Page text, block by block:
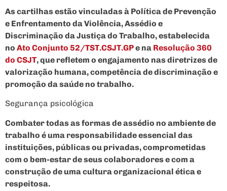
As cartilhas estão vinculadas à Política de Prevenção
e Enfrentamento da Violência, Assédio e
Discriminação da Justiça do Trabalho, estabelecida
no Ato Conjunto 52/TST.CSJT.GPe na Resolução 360
do CSJT, que refletem o engajamento nas diretrizes de
valorização humana, competência de discriminação e
promoção da saúde no trabalho.
Segurança psicológica
Combater todas as formas de assédio no ambiente de
trabalho é uma responsabilidade essencial das
instituições, públicas ou privadas, comprometidas
com o bem-estar de seus colaboradores e com a
construção de uma cultura organizacional ética e
respeitosa.